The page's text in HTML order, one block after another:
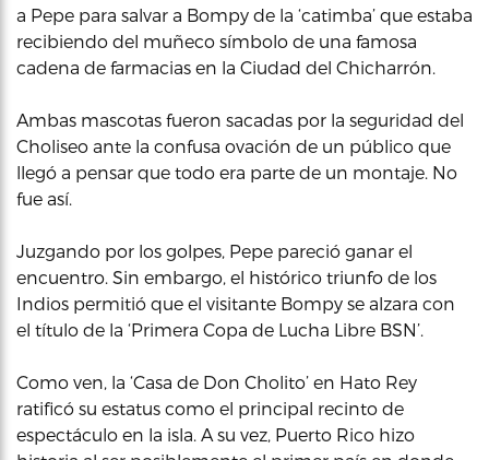
a Pepe para salvar a Bompy de la ‘catimba’ que estaba
recibiendo del muñeco símbolo de una famosa
cadena de farmacias en la Ciudad del Chicharrón.
Ambas mascotas fueron sacadas por la seguridad del
Choliseo ante la confusa ovación de un público que
llegó a pensar que todo era parte de un montaje. No
fue así.
Juzgando por los golpes, Pepe pareció ganar el
encuentro. Sin embargo, el histórico triunfo de los
Indios permitió que el visitante Bompy se alzara con
el título de la ‘Primera Copa de Lucha Libre BSN’.
Como ven, la ‘Casa de Don Cholito’ en Hato Rey
ratificó su estatus como el principal recinto de
espectáculo en la isla. A su vez, Puerto Rico hizo